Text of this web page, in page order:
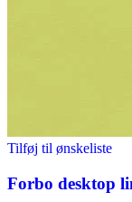
Tilføj til ønskeliste
Forbo desktop